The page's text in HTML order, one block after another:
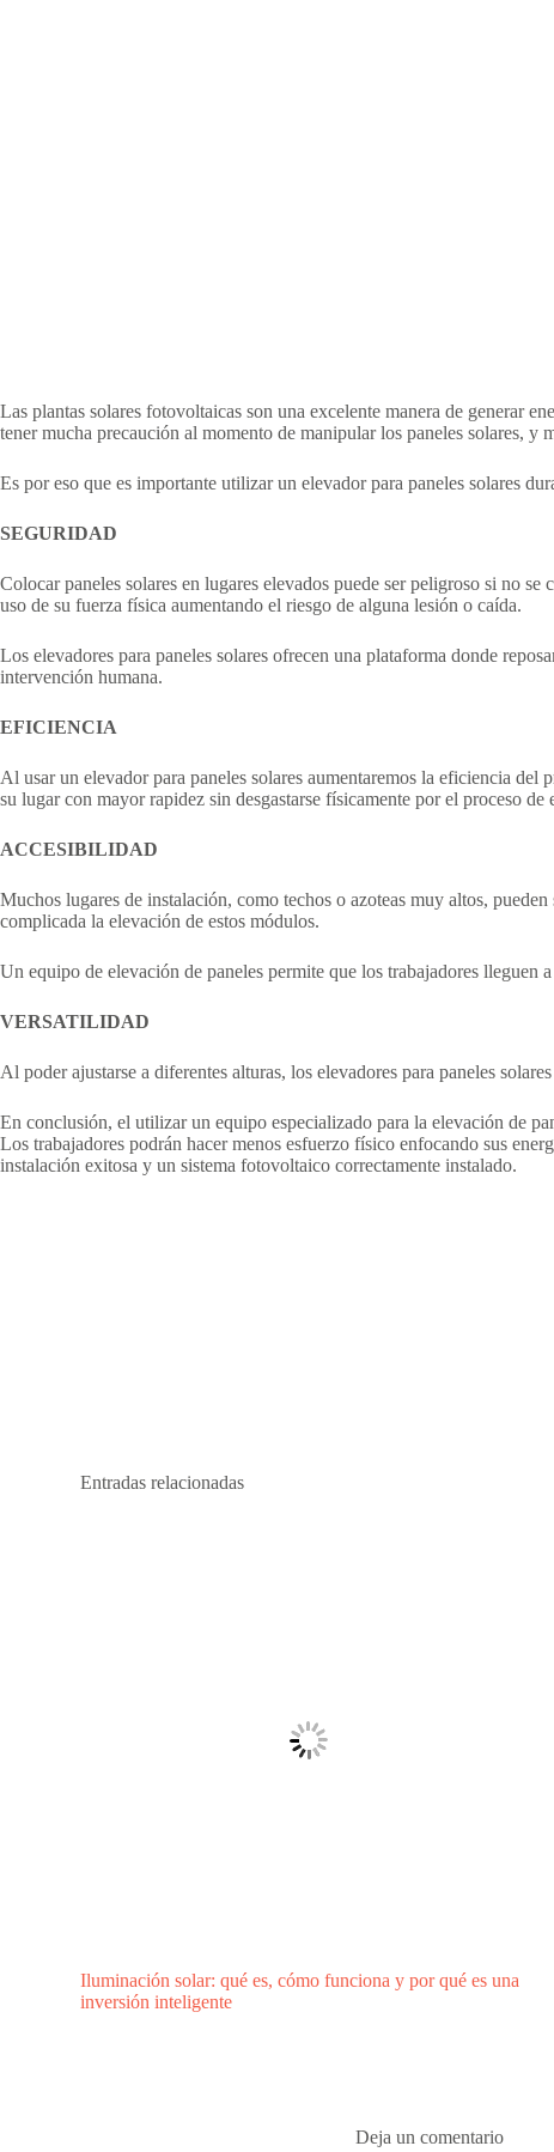
Las plantas solares fotovoltaicas son una excelente manera de generar
tener mucha precaución al momento de manipular los paneles solares, y
Es por eso que es importante utilizar un elevador para paneles solares
SEGURIDAD
Colocar paneles solares en lugares elevados puede ser peligroso si no
uso de su fuerza física aumentando el riesgo de alguna lesión o caída.
Los elevadores para paneles solares ofrecen una plataforma donde
intervención humana.
EFICIENCIA
Al usar un elevador para paneles solares aumentaremos la eficiencia
su lugar con mayor rapidez sin desgastarse físicamente por el proceso
ACCESIBILIDAD
Muchos lugares de instalación, como techos o azoteas muy altos,
complicada la elevación de estos módulos.
Un equipo de elevación de paneles permite que los trabajadores lleguen
VERSATILIDAD
Al poder ajustarse a diferentes alturas, los elevadores para paneles
En conclusión, el utilizar un equipo especializado para la elevación de
Los trabajadores podrán hacer menos esfuerzo físico enfocando sus
instalación exitosa y un sistema fotovoltaico correctamente instalado.
Entradas relacionadas
Iluminación solar: qué es, cómo funciona y por qué es una
inversión inteligente
Deja un comentario